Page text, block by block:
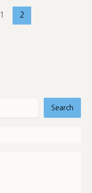
1 2
Search